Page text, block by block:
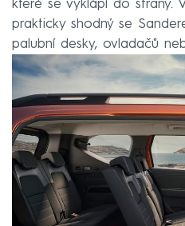
které se vyklápí do strany.
prakticky shodný se
palubní desky, ovladačů